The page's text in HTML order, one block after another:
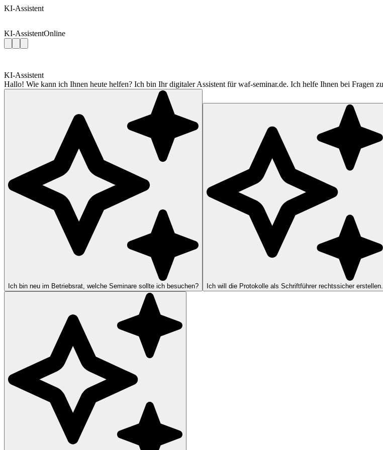
KI-Assistent
KI-AssistentOnline
KI-Assistent
Hallo! Wie kann ich Ihnen heute helfen? Ich bin Ihr digitaler Assistent für waf-seminar.de. Ich helfe Ihnen bei Fragen
Ich bin neu im Betriebsrat, welche Seminare sollte ich besuchen? Ich will die Protokolle als Schriftführer rechtssicher erstellen.